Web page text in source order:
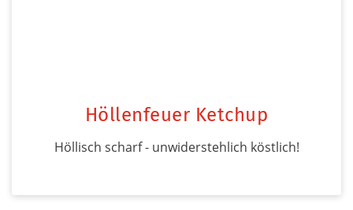
Höllenfeuer Ketchup
Höllisch scharf - unwiderstehlich köstlich!